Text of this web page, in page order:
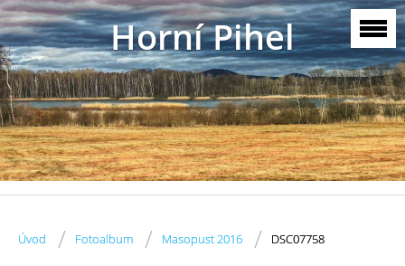
Horní Pihel
Úvod / Fotoalbum / Masopust 2016 / DSC07758